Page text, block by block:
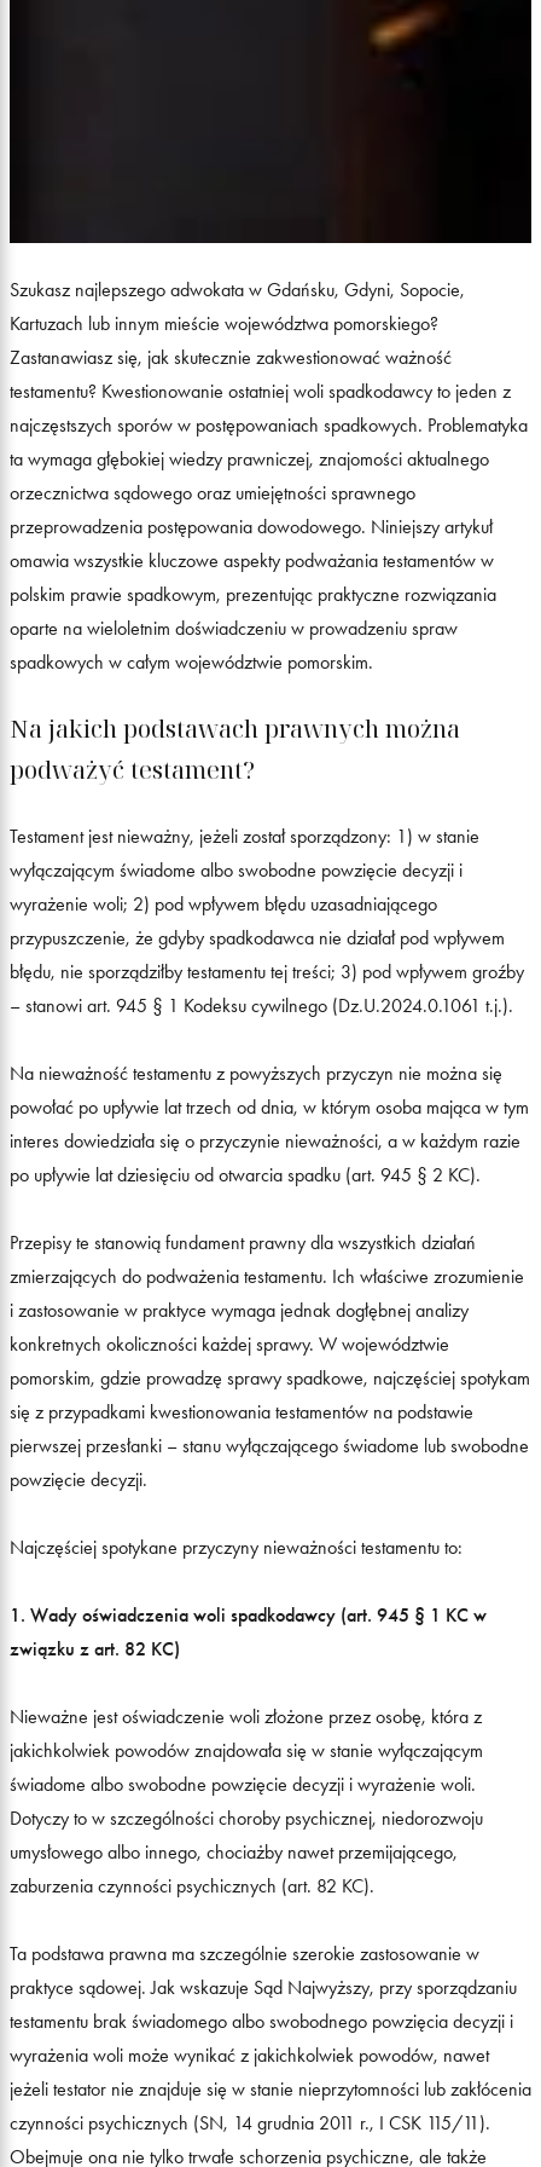
Szukasz najlepszego adwokata w Gdańsku, Gdyni, Sopocie,
Kartuzach lub innym mieście województwa pomorskiego?
Zastanawiasz się, jak skutecznie zakwestionować ważność
testamentu? Kwestionowanie ostatniej woli spadkodawcy to jeden z
najczęstszych sporów w postępowaniach spadkowych. Problematyka
ta wymaga głębokiej wiedzy prawniczej, znajomości aktualnego
orzecznictwa sądowego oraz umiejętności sprawnego
przeprowadzenia postępowania dowodowego. Niniejszy artykuł
omawia wszystkie kluczowe aspekty podważania testamentów w
polskim prawie spadkowym, prezentując praktyczne rozwiązania
oparte na wieloletnim doświadczeniu w prowadzeniu spraw
spadkowych w całym województwie pomorskim.
Na jakich podstawach prawnych można
podważyć testament?
Testament jest nieważny, jeżeli został sporządzony: 1) w stanie
wyłączającym świadome albo swobodne powzięcie decyzji i
wyrażenie woli; 2) pod wpływem błędu uzasadniającego
przypuszczenie, że gdyby spadkodawca nie działał pod wpływem
błędu, nie sporządziłby testamentu tej treści; 3) pod wpływem groźby
– stanowi art. 945 § 1 Kodeksu cywilnego (Dz.U.2024.0.1061 t.j.).
Na nieważność testamentu z powyższych przyczyn nie można się
powołać po upływie lat trzech od dnia, w którym osoba mająca w tym
interes dowiedziała się o przyczynie nieważności, a w każdym razie
po upływie lat dziesięciu od otwarcia spadku (art. 945 § 2 KC).
Przepisy te stanowią fundament prawny dla wszystkich działań
zmierzających do podważenia testamentu. Ich właściwe zrozumienie
i zastosowanie w praktyce wymaga jednak dogłębnej analizy
konkretnych okoliczności każdej sprawy. W województwie
pomorskim, gdzie prowadzę sprawy spadkowe, najczęściej spotykam
się z przypadkami kwestionowania testamentów na podstawie
pierwszej przesłanki – stanu wyłączającego świadome lub swobodne
powzięcie decyzji.
Najczęściej spotykane przyczyny nieważności testamentu to:
1. Wady oświadczenia woli spadkodawcy (art. 945 § 1 KC w
związku z art. 82 KC)
Nieważne jest oświadczenie woli złożone przez osobę, która z
jakichkolwiek powodów znajdowała się w stanie wyłączającym
świadome albo swobodne powzięcie decyzji i wyrażenie woli.
Dotyczy to w szczególności choroby psychicznej, niedorozwoju
umysłowego albo innego, chociażby nawet przemijającego,
zaburzenia czynności psychicznych (art. 82 KC).
Ta podstawa prawna ma szczególnie szerokie zastosowanie w
praktyce sądowej. Jak wskazuje Sąd Najwyższy, przy sporządzaniu
testamentu brak świadomego albo swobodnego powzięcia decyzji i
wyrażenia woli może wynikać z jakichkolwiek powodów, nawet
jeżeli testator nie znajduje się w stanie nieprzytomności lub zakłócenia
czynności psychicznych (SN, 14 grudnia 2011 r., I CSK 115/11).
Obejmuje ona nie tylko trwałe schorzenia psychiczne, ale także